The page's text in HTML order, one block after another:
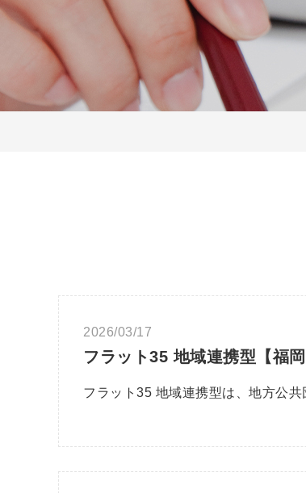
2026/03/17
フラット35 地域連携型【福岡
フラット35 地域連携型は、地方公